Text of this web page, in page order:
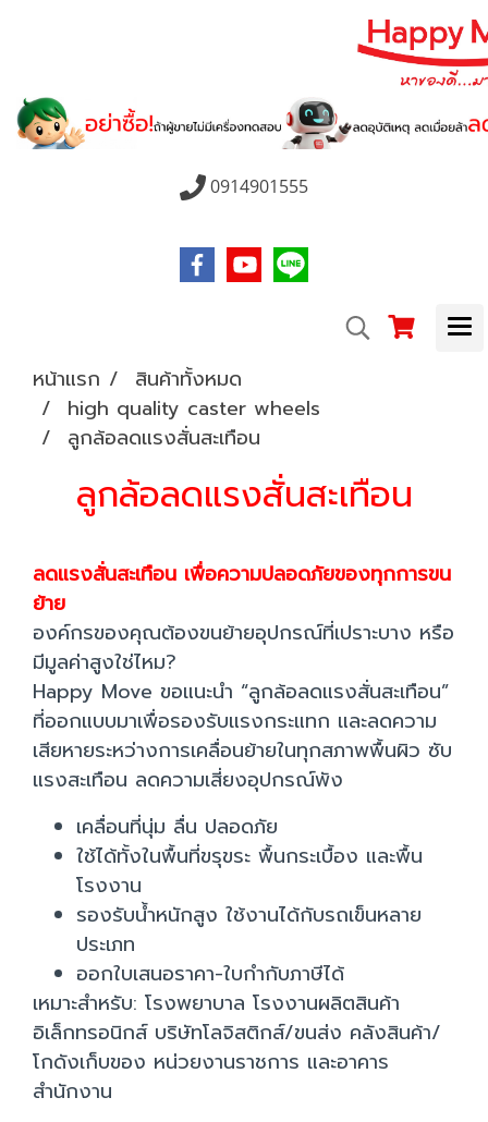
0914901555
หน้าแรก
สินค้าทั้งหมด
high quality caster wheels
ลูกล้อลดแรงสั่นสะเทือน
ลูกล้อลดแรงสั่นสะเทือน
ลดแรงสั่นสะเทือน เพื่อความปลอดภัยของทุกการขน
ย้าย
องค์กรของคุณต้องขนย้ายอุปกรณ์ที่เปราะบาง หรือ
มีมูลค่าสูงใช่ไหม?
Happy Move ขอแนะนำ “ลูกล้อลดแรงสั่นสะเทือน”
ที่ออกแบบมาเพื่อรองรับแรงกระแทก และลดความ
เสียหายระหว่างการเคลื่อนย้ายในทุกสภาพพื้นผิว ซับ
แรงสะเทือน ลดความเสี่ยงอุปกรณ์พัง
เคลื่อนที่นุ่ม ลื่น ปลอดภัย
ใช้ได้ทั้งในพื้นที่ขรุขระ พื้นกระเบื้อง และพื้น
โรงงาน
รองรับน้ำหนักสูง ใช้งานได้กับรถเข็นหลาย
ประเภท
ออกใบเสนอราคา-ใบกำกับภาษีได้
เหมาะสำหรับ: โรงพยาบาล โรงงานผลิตสินค้า
อิเล็กทรอนิกส์ บริษัทโลจิสติกส์/ขนส่ง คลังสินค้า/
โกดังเก็บของ หน่วยงานราชการ และอาคาร
สำนักงาน